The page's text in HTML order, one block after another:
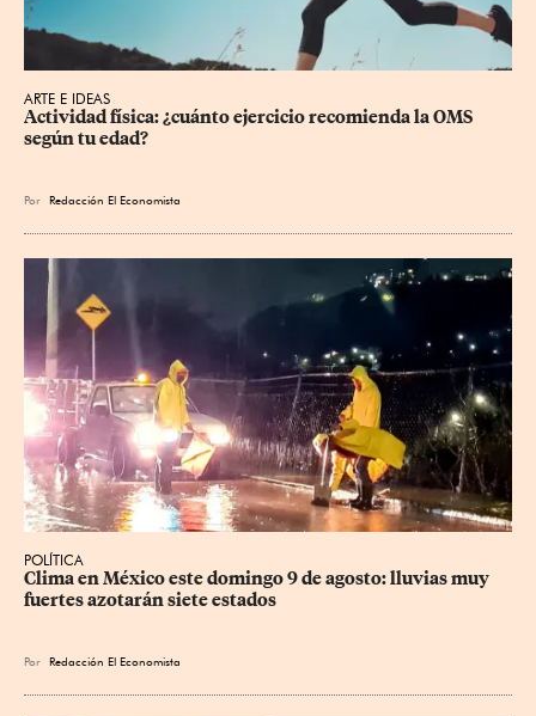
ARTE E IDEAS
Actividad física: ¿cuánto ejercicio recomienda la OMS
según tu edad?
Por Redacción El Economista
POLÍTICA
Clima en México este domingo 9 de agosto: lluvias muy
fuertes azotarán siete estados
Por Redacción El Economista